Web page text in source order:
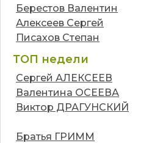
Берестов Валентин
Алексеев Сергей
Писахов Степан
ТОП недели
Сергей АЛЕКСЕЕВ
Валентина ОСЕЕВА
Виктор ДРАГУНСКИЙ
Братья ГРИММ